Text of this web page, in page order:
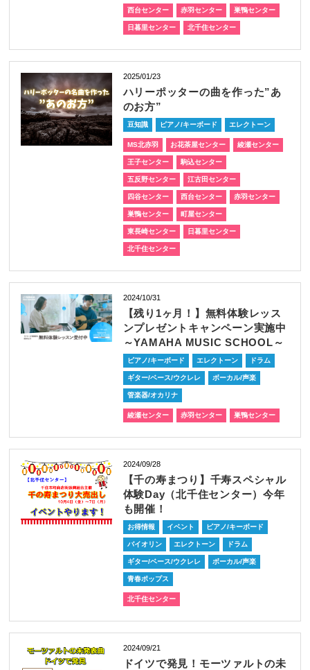
西台センター 赤羽センター 巣鴨センター
日暮里センター 北千住センター
2025/01/23
ハリーポッターの曲を作った”あ
のお方”
豆知識 ピアノ/キーボード エレクトーン
MS北赤羽 お花茶屋センター 綾瀬センター
王子センター 駒込センター
五反野センター 江古田センター
四谷センター 西台センター 赤羽センター
巣鴨センター 町屋センター
東長崎センター 日暮里センター
北千住センター
2024/10/31
【残り1ヶ月！】無料体験レッス
ンプレゼントキャンペーン実施中
～YAMAHA MUSIC SCHOOL～
ピアノ/キーボード エレクトーン ドラム
ギター/ベース/ウクレレ ボーカル/声楽
管楽器/オカリナ
綾瀬センター 赤羽センター 巣鴨センター
2024/09/28
【千の寿まつり】千寿スペシャル
体験Day（北千住センター）今年
も開催！
お得情報 イベント ピアノ/キーボード
バイオリン エレクトーン ドラム
ギター/ベース/ウクレレ ボーカル/声楽
青春ポップス
北千住センター
2024/09/21
ドイツで発見！モーツァルトの未